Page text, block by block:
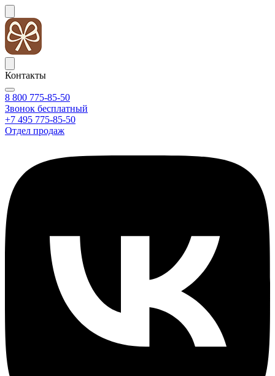
Контакты
8 800 775-85-50
Звонок бесплатный
+7 495 775-85-50
Отдел продаж